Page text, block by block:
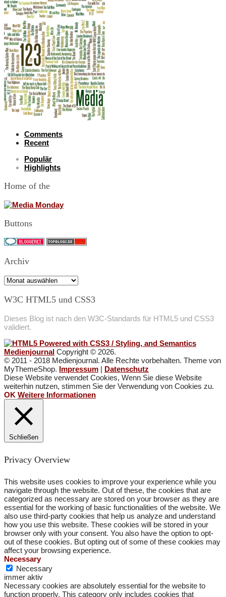
Comments
Recent
Populär
Highlights
Home of the
Buttons
Archiv
Archiv
W3C HTML5 und CSS3
Dieses Blog ist nach den W3C-Standards für HTML5 und CSS3
validiert.
Medienjournal Copyright © 2026.
© 2011 - 2018 Medienjournal. Alle Rechte vorbehalten. Theme von
MyThemeShop. Impressum | Datenschutz
Diese Website verwendet Cookies, Wenn Sie diese Website
weiterhin nutzen, stimmen Sie der Verwendung von Cookies zu.
OK Weitere Informationen
Schließen
Privacy Overview
This website uses cookies to improve your experience while you
navigate through the website. Out of these, the cookies that are
categorized as necessary are stored on your browser as they are
essential for the working of basic functionalities of the website. We
also use third-party cookies that help us analyze and understand
how you use this website. These cookies will be stored in your
browser only with your consent. You also have the option to opt-
out of these cookies. But opting out of some of these cookies may
affect your browsing experience.
Necessary
Necessary
immer aktiv
Necessary cookies are absolutely essential for the website to
function properly. This category only includes cookies that